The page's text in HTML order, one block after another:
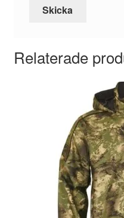
Relaterade